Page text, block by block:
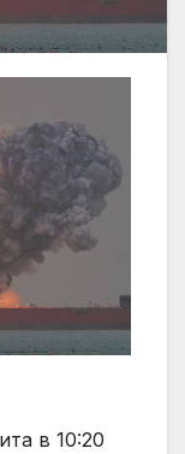
в 10:20